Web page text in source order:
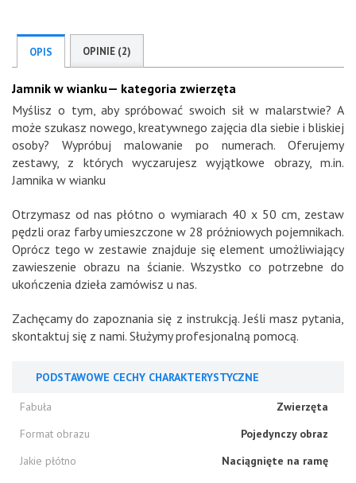
OPIS OPINIE (2)
Jamnik w wianku— kategoria zwierzęta
Myślisz o tym, aby spróbować swoich sił w malarstwie? A
może szukasz nowego, kreatywnego zajęcia dla siebie i bliskiej
osoby? Wypróbuj malowanie po numerach. Oferujemy
zestawy, z których wyczarujesz wyjątkowe obrazy, m.in.
Jamnika w wianku
Otrzymasz od nas płótno o wymiarach 40 x 50 cm, zestaw
pędzli oraz farby umieszczone w 28 próżniowych pojemnikach.
Oprócz tego w zestawie znajduje się element umożliwiający
zawieszenie obrazu na ścianie. Wszystko co potrzebne do
ukończenia dzieła zamówisz u nas.
Zachęcamy do zapoznania się z instrukcją. Jeśli masz pytania,
skontaktuj się z nami. Służymy profesjonalną pomocą.
PODSTAWOWE CECHY CHARAKTERYSTYCZNE
Fabuła
Zwierzęta
Format obrazu
Pojedynczy obraz
Jakie płótno
Naciągnięte na ramę